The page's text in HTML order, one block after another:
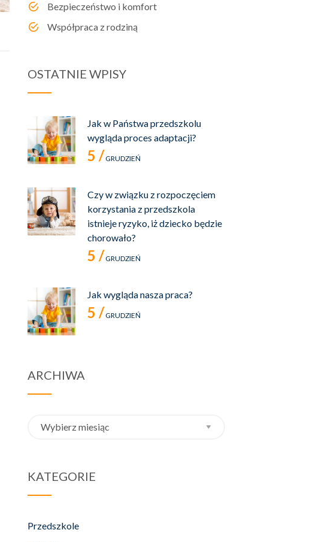
Bezpieczeństwo i komfort
Współpraca z rodziną
OSTATNIE WPISY
Jak w Państwa przedszkolu
wygląda proces adaptacji?
5 /GRUDZIEŃ
Czy w związku z rozpoczęciem
korzystania z przedszkola
istnieje ryzyko, iż dziecko będzie
chorowało?
5 /GRUDZIEŃ
Jak wygląda nasza praca?
5 /GRUDZIEŃ
ARCHIWA
KATEGORIE
Przedszkole